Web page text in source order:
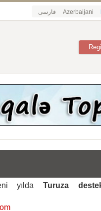
فارسی Azerbaijani
yıldaTuruza